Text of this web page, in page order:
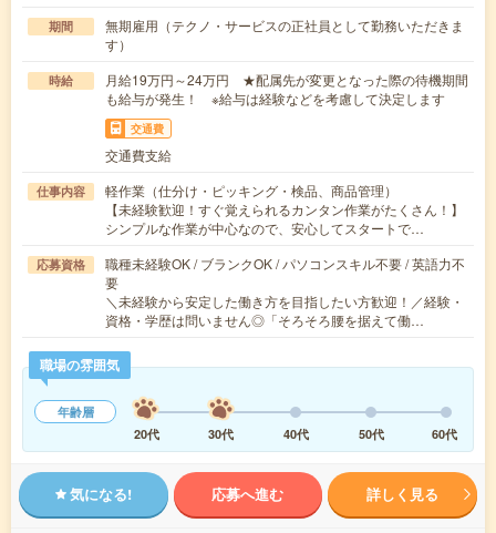
期間
無期雇用（テクノ・サービスの正社員として勤務いただきま
す）
時給
月給19万円～24万円 ★配属先が変更となった際の待機期間
も給与が発生！ ※給与は経験などを考慮して決定します
交通費
交通費支給
仕事内容
軽作業（仕分け・ピッキング・検品、商品管理）
【未経験歓迎！すぐ覚えられるカンタン作業がたくさん！】
シンプルな作業が中心なので、安心してスタートで…
応募資格
職種未経験OK / ブランクOK / パソコンスキル不要 / 英語力不
要
＼未経験から安定した働き方を目指したい方歓迎！／経験・
資格・学歴は問いません◎「そろそろ腰を据えて働…
職場の雰囲気
年齢層
20代
30代 40代 50代 60代
気になる! 応募へ進む 詳しく見る